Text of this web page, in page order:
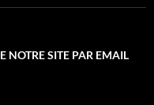
NOTRE SITE PAR EMAIL